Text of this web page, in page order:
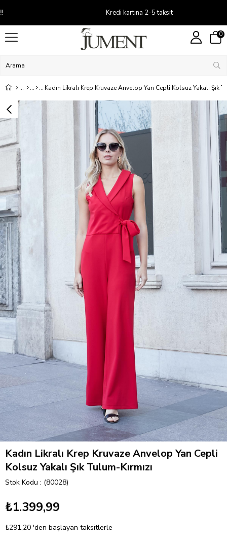
Kredi kartına 2-5 taksit
0
Kadın Likralı Krep Kruvaze Anvelop Yan Cepli Kolsuz Yakalı Şık
Kadın Likralı Krep Kruvaze Anvelop Yan Cepli
Kolsuz Yakalı Şık Tulum-Kırmızı
Stok Kodu (80028)
₺1.399,99
₺291,20 'den başlayan taksitlerle